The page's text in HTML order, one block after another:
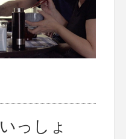
っしょ